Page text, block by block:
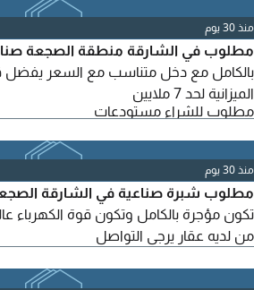
عروض مطابقة للمواصفات التواصل معنا
المستودع والموقع والسعر المطلوب.
منذ 30 يوم
مطلوب في الشارقة منطقة الصجعة
بالكامل مع دخل متناسب مع السعر يفضل
الميزانية لحد 7 ملايين
مطلوب للشراء مستودعات
منذ 30 يوم
من لديه عقار يرجى التواصل